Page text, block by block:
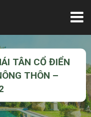
TÂN CỔ ĐIỂN
THÔN –